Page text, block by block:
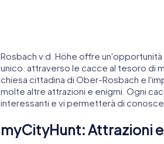
Rosbach v.d. Höhe offre
unico: attraverso le cacce al tesoro di
chiesa cittadina di Ober-Rosbach e
molte altre attrazioni e enigmi. Ogni
interessanti e vi permetterà di
myCityHunt: Attrazioni